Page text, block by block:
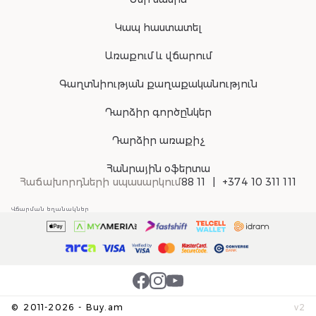
Կապ հաստատել
Առաքում և վճարում
Գաղտնիության քաղաքականություն
Դարձիր գործընկեր
Դարձիր առաքիչ
Հանրային օֆերտա
Հաճախորդների սպասարկում88 11 +374 10 311 111
© 2011-2026 - Buy.am v2
Վճարման եղանակներ